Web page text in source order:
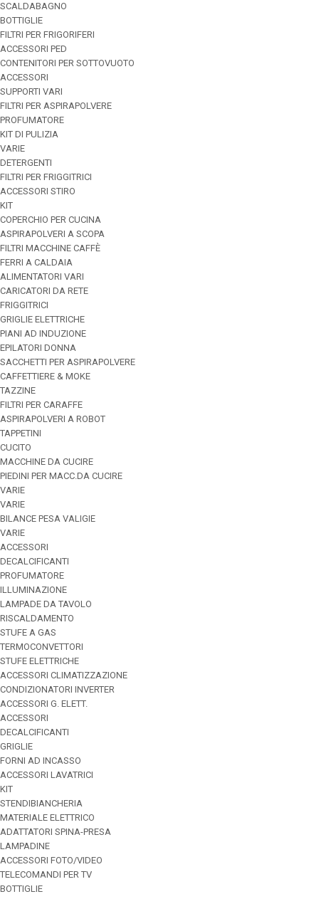
SCALDABAGNO
BOTTIGLIE
FILTRI PER FRIGORIFERI
ACCESSORI PED
CONTENITORI PER SOTTOVUOTO
ACCESSORI
SUPPORTI VARI
FILTRI PER ASPIRAPOLVERE
PROFUMATORE
KIT DI PULIZIA
VARIE
DETERGENTI
FILTRI PER FRIGGITRICI
ACCESSORI STIRO
KIT
COPERCHIO PER CUCINA
ASPIRAPOLVERI A SCOPA
FILTRI MACCHINE CAFFÈ
FERRI A CALDAIA
ALIMENTATORI VARI
CARICATORI DA RETE
FRIGGITRICI
GRIGLIE ELETTRICHE
PIANI AD INDUZIONE
EPILATORI DONNA
SACCHETTI PER ASPIRAPOLVERE
CAFFETTIERE & MOKE
TAZZINE
FILTRI PER CARAFFE
ASPIRAPOLVERI A ROBOT
TAPPETINI
CUCITO
MACCHINE DA CUCIRE
PIEDINI PER MACC.DA CUCIRE
VARIE
VARIE
BILANCE PESA VALIGIE
VARIE
ACCESSORI
DECALCIFICANTI
PROFUMATORE
ILLUMINAZIONE
LAMPADE DA TAVOLO
RISCALDAMENTO
STUFE A GAS
TERMOCONVETTORI
STUFE ELETTRICHE
ACCESSORI CLIMATIZZAZIONE
CONDIZIONATORI INVERTER
ACCESSORI G. ELETT.
ACCESSORI
DECALCIFICANTI
GRIGLIE
FORNI AD INCASSO
ACCESSORI LAVATRICI
KIT
STENDIBIANCHERIA
MATERIALE ELETTRICO
ADATTATORI SPINA-PRESA
LAMPADINE
ACCESSORI FOTO/VIDEO
TELECOMANDI PER TV
BOTTIGLIE